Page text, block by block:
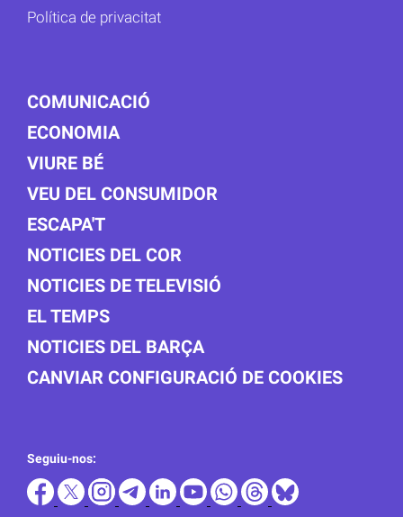
Política de privacitat
COMUNICACIÓ
ECONOMIA
VIURE BÉ
VEU DEL CONSUMIDOR
ESCAPA'T
NOTICIES DEL COR
NOTICIES DE TELEVISIÓ
EL TEMPS
NOTICIES DEL BARÇA
CANVIAR CONFIGURACIÓ DE COOKIES
Seguiu-nos: